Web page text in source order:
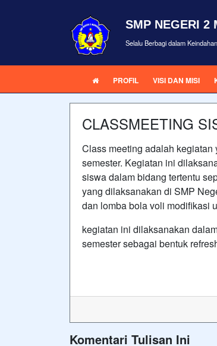
SMP NEGERI 2
Selalu Berbagi dalam
PROFIL VISI DAN MISI
CLASSMEETING
Class meeting adalah
semester. Kegiatan ini
siswa dalam bidang tertentu
yang dilaksanakan di SMP
dan lomba bola voli modifikasi
kegiatan ini dilaksanakan
semester sebagai bentuk
Komentari Tulisan Ini